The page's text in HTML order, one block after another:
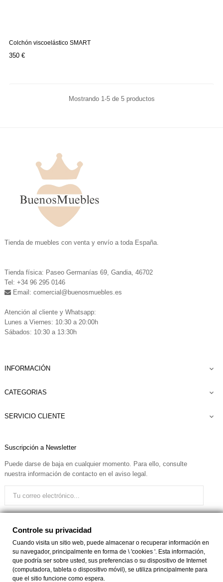
Colchón viscoelástico SMART
Precio
350 €
Mostrando 1-5 de 5 productos
Tienda de muebles con venta y envío a toda España.
Tienda física: Paseo Germanías 69, Gandia, 46702
Tel: +34 96 295 0146
Email: comercial @buenosmuebles.es
Atención al cliente y Whatsapp:
Lunes a Viernes: 10:30 a 20:00h
Sábados: 10:30 a 13:30h
INFORMACIÓN 
CATEGORIAS 
SERVICIO CLIENTE 
Suscripción a Newsletter
Puede darse de baja en cualquier momento. Para ello, consulte
nuestra información de contacto en el aviso legal.
FacebookInstagram
Controle su privacidad
Cuando visita un sitio web, puede almacenar o recuperar información en
su navegador, principalmente en forma de \ 'cookies '. Esta información,
que podría ser sobre usted, sus preferencias o su dispositivo de Internet
(computadora, tableta o dispositivo móvil), se utiliza principalmente para
que el sitio funcione como espera.